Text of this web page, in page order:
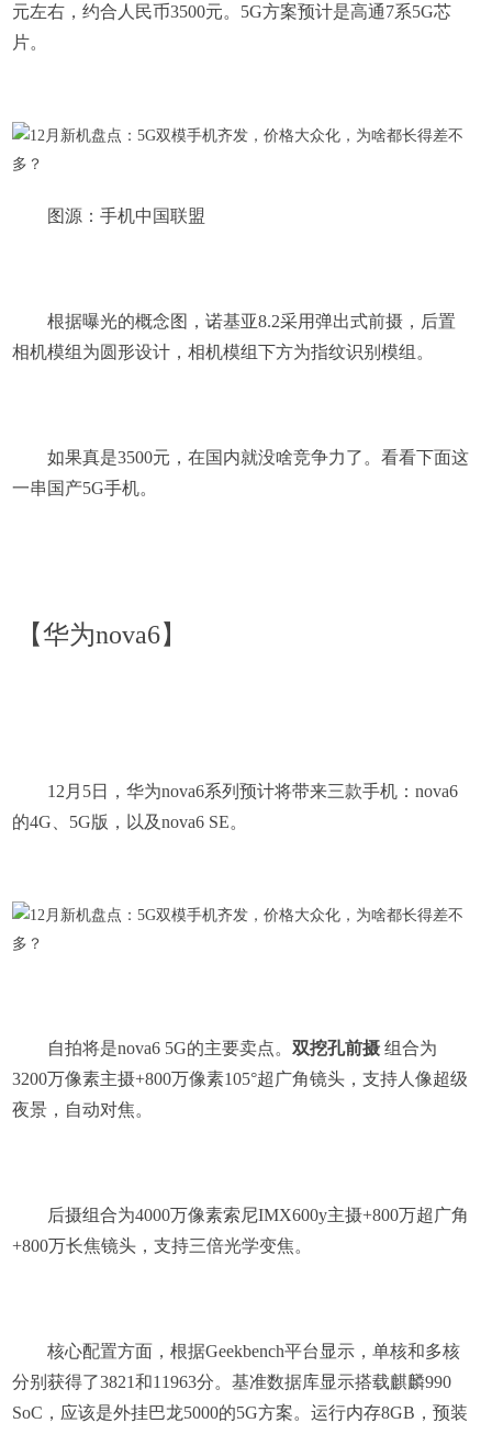
元左右，约合人民币3500元。5G方案预计是高通7系5G芯
片。
图源：手机中国联盟
根据曝光的概念图，诺基亚8.2采用弹出式前摄，后置
相机模组为圆形设计，相机模组下方为指纹识别模组。
如果真是3500元，在国内就没啥竞争力了。看看下面这
一串国产5G手机。
【华为nova6】
12月5日，华为nova6系列预计将带来三款手机：nova6
的4G、5G版，以及nova6 SE。
自拍将是nova6 5G的主要卖点。 双挖孔前摄 组合为
3200万像素主摄+800万像素105°超广角镜头，支持人像超级
夜景，自动对焦。
后摄组合为4000万像素索尼IMX600y主摄+800万超广角
+800万长焦镜头，支持三倍光学变焦。
核心配置方面，根据Geekbench平台显示，单核和多核
分别获得了3821和11963分。基准数据库显示搭载麒麟990
SoC，应该是外挂巴龙5000的5G方案。运行内存8GB，预装